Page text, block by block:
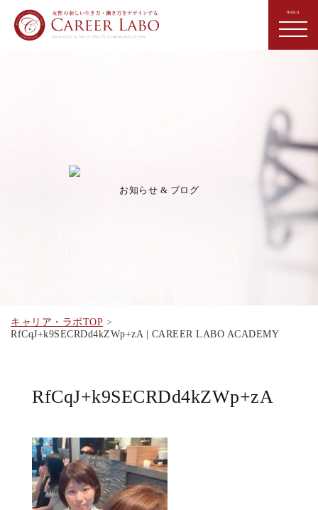
お知らせ & ブログ
キャリア・ラボTOP
RfCqJ+k9SECRDd4kZWp+zA | CAREER LABO ACADEMY
RfCqJ+k9SECRDd4kZWp+zA